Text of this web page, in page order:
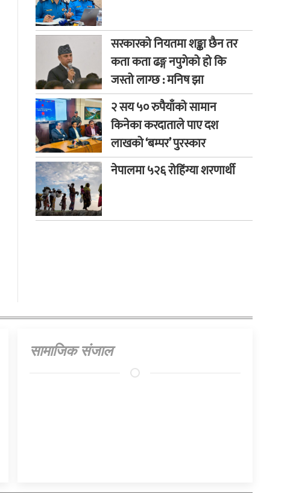
सरकारको नियतमा शङ्का छैन तर
कता कता ढङ्ग नपुगेको हो कि
जस्तो लाग्छ : मनिष झा
२ सय ५० रुपैयाँको सामान
किनेका करदाताले पाए दश
लाखको ‘बम्पर’ पुरस्कार
नेपालमा ५२६ रोहिंग्या शरणार्थी
सामाजिक संजाल